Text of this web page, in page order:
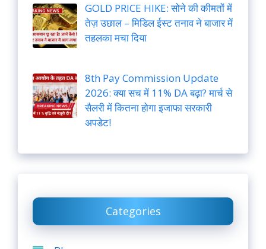
GOLD PRICE HIKE: सोने की कीमतों में
तेज़ उछाल – मिडिल ईस्ट तनाव ने बाजार में
तहलका मचा दिया
8th Pay Commission Update
2026: क्या सच में 11% DA बढ़ा? मार्च से
सैलरी में कितना होगा इजाफा सरकारी
अपडेट!
Categories